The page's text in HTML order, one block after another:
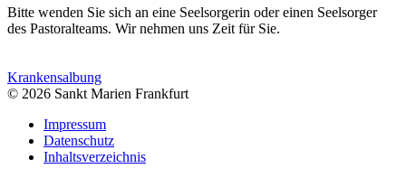
Bitte wenden Sie sich an eine Seelsorgerin oder einen Seelsorger
des Pastoralteams. Wir nehmen uns Zeit für Sie.
Krankensalbung
© 2026 Sankt Marien Frankfurt
Impressum
Datenschutz
Inhaltsverzeichnis